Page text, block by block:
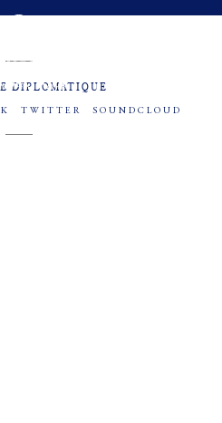
DIPLOMATIQUE
TWITTER SOUNDCLOUD